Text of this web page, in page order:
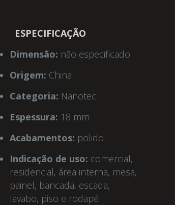
ESPECIFICAÇÃO
Dimensão: não especificado
Origem: China
Categoria: Nanotec
Espessura: 18 mm
Acabamentos: polido
Indicação de uso: comercial,
residencial, área interna, mesa,
painel, bancada, escada,
lavabo, piso e rodapé